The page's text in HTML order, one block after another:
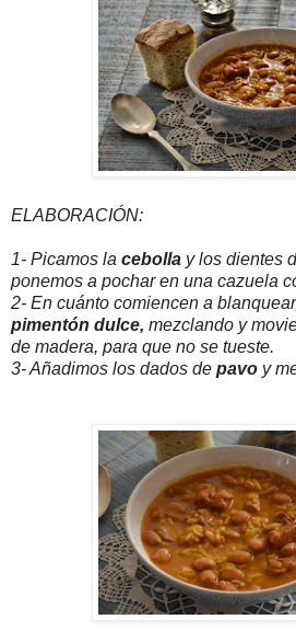
ELABORACIÓN:
1- Picamos la cebolla y los dientes
ponemos a pochar en una cazuela
2- En cuánto comiencen a
pimentón dulce, mezclando y
de madera, para que no se tueste.
3- Añadimos los dados de pavo y